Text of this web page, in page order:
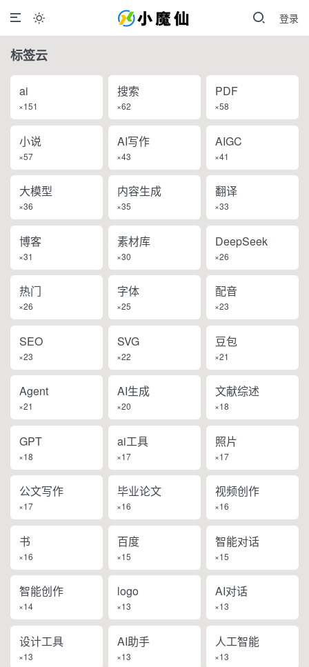
登录

标签云
ai
×151
搜索
×62
PDF
×58
小说
×57
AI写作
×43
AIGC
×41
大模型
×36
内容生成
×35
翻译
×33
博客
×31
素材库
×30
DeepSeek
×26
热门
×26
字体
×25
配音
×23
SEO
×23
SVG
×22
豆包
×21
Agent
×21
AI生成
×20
文献综述
×18
GPT
×18
ai工具
×17
照片
×17
公文写作
×17
毕业论文
×16
视频创作
×16
书
×16
百度
×15
智能对话
×15
智能创作
×14
logo
×13
AI对话
×13
设计工具
×13
AI助手
×13
人工智能
×13